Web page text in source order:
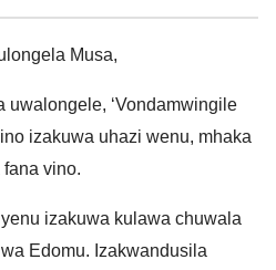
Musa,
uwalongele, ‘Vondamwingile
izakuwa uhazi wenu, mhaka
vino.
izakuwa kulawa chuwala
Edomu. Izakwandusila